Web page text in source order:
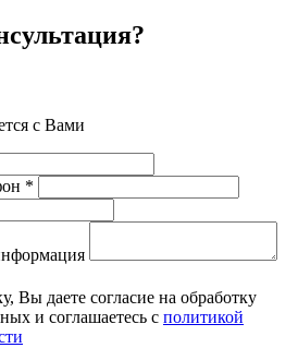
с Вами
*
Вы даете согласие на обработку
и соглашаетесь с политикой